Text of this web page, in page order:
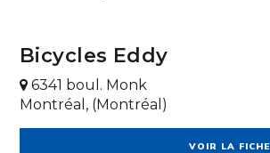
Bicycles Eddy
6341 boul. Monk
Montréal, (Montréal)
VOIR LA FICHE